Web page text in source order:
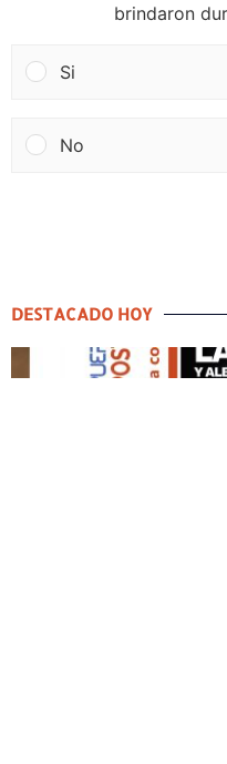
brindaron
Si
No
DESTACADO HOY